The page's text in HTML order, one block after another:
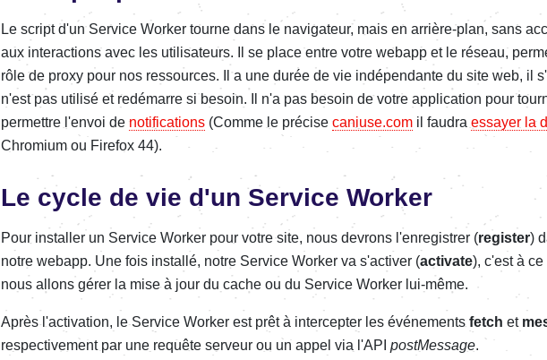
Le script d'un Service Worker tourne dans le navigateur, mais en arrière-plan, sans
aux interactions avec les utilisateurs. Il se place entre votre webapp et le réseau,
rôle de proxy pour nos ressources. Il a une durée de vie indépendante du site web, il
n'est pas utilisé et redémarre si besoin. Il n'a pas besoin de votre application pour
permettre l'envoi de notifications (Comme le précise caniuse.com il faudra essayer la
Chromium ou Firefox 44).
Le cycle de vie d'un Service Worker
Pour installer un Service Worker pour votre site, nous devrons l'enregistrer (register)
notre webapp. Une fois installé, notre Service Worker va s'activer (activate), c'est à
nous allons gérer la mise à jour du cache ou du Service Worker lui-même.
Après l'activation, le Service Worker est prêt à intercepter les événements fetch et
respectivement par une requête serveur ou un appel via l'API postMessage.